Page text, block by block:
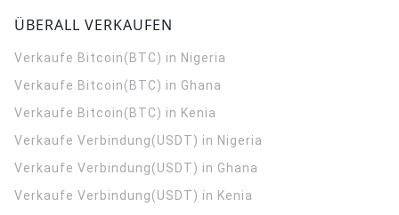
ÜBERALL VERKAUFEN
Verkaufe Bitcoin(BTC) in Nigeria
Verkaufe Bitcoin(BTC) in Ghana
Verkaufe Bitcoin(BTC) in Kenia
Verkaufe Verbindung(USDT) in Nigeria
Verkaufe Verbindung(USDT) in Ghana
Verkaufe Verbindung(USDT) in Kenia